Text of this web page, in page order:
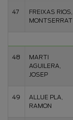
47
FREIXAS RIOS,
MONTSERRAT
48
MARTI
AGUILERA,
JOSEP
49
ALLUE PLA,
RAMON